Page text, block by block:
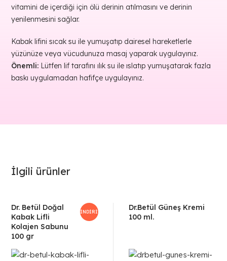
vitamini de içerdiği için ölü derinin atılmasını ve derinin
yenilenmesini sağlar.
Kabak lifini sıcak su ile yumuşatıp dairesel hareketlerle
yüzünüze veya vücudunuza masaj yaparak uygulayınız.
Önemli: Lütfen lif tarafını ılık su ile ıslatıp yumuşatarak fazla
baskı uygulamadan hafifçe uygulayınız.
İlgili ürünler
İNDIRIM!
Dr. Betül Doğal
Kabak Lifli
Kolajen Sabunu
100 gr
Dr.Betül Güneş Kremi
100 ml.